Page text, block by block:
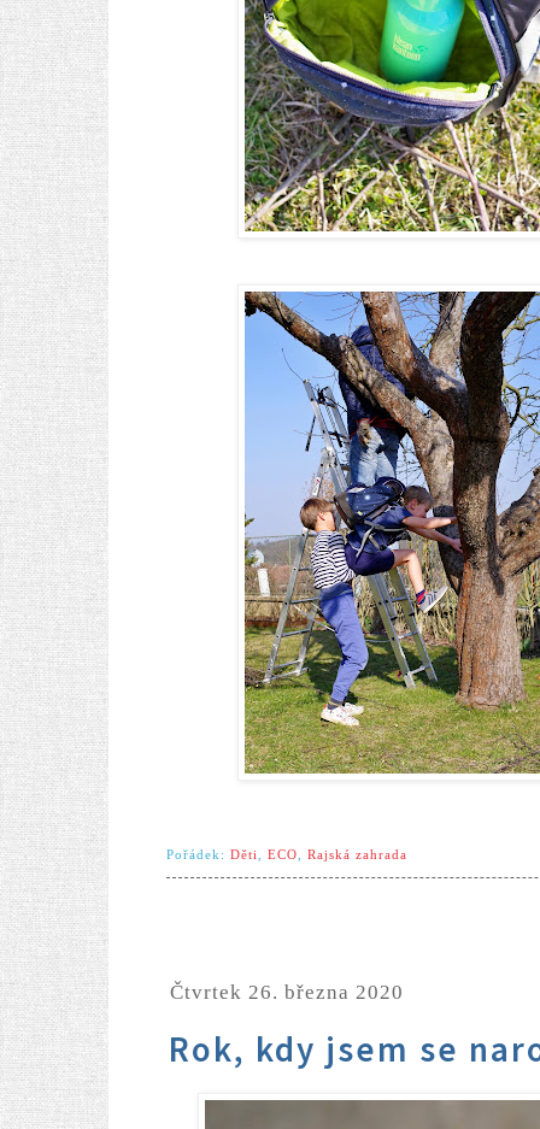
Pořádek: Děti ECO Rajská zahrada
čtvrtek 26. března 2020
Rok, kdy jsem se